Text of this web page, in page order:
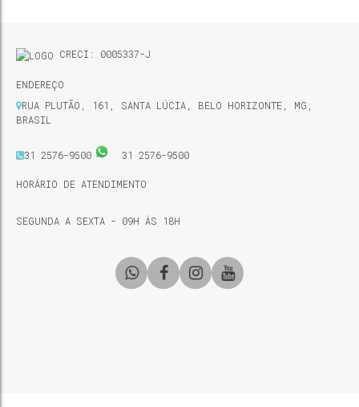
CRECI: 0005337-J
ENDEREÇO
RUA PLUTÃO
161 SANTA LÚCIA BELO HORIZONTE MG
BRASIL
31 2576-9500 31 2576-9500
HORÁRIO DE ATENDIMENTO
SEGUNDA A SEXTA - 09H ÀS 18H